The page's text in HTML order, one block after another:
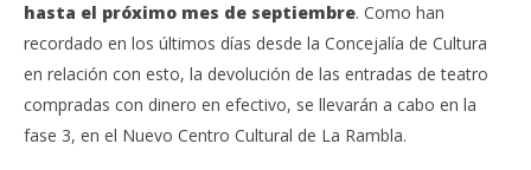
hasta el próximo mes de septiembre. Como han
recordado en los últimos días desde la Concejalía de Cultura
en relación con esto, la devolución de las entradas de teatro
compradas con dinero en efectivo, se llevarán a cabo en la
fase 3, en el Nuevo Centro Cultural de La Rambla.